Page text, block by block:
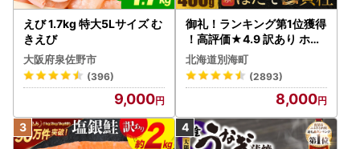
えび 1.7kg 特大5Lサイズ む
きえび
大阪府泉佐野市
(396)
9,000
御礼！ランキング第1位獲得
！高評価★4.9 訳あり ホタ
テ 400g（ほたて 帆立 貝柱
冷凍 ）
北海道別海町
(2893)
8,000